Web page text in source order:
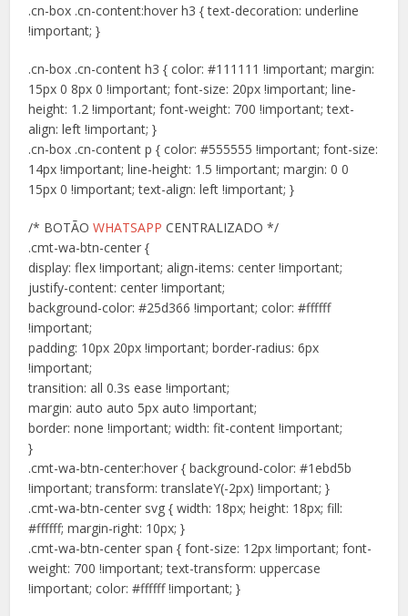
.cn-box .cn-content:hover h3 { text-decoration: underline
!important; }
.cn-box .cn-content h3 { color: #111111 !important; margin:
15px 0 8px 0 !important; font-size: 20px !important; line-
height: 1.2 !important; font-weight: 700 !important; text-
align: left !important; }
.cn-box .cn-content p { color: #555555 !important; font-size:
14px !important; line-height: 1.5 !important; margin: 0 0
15px 0 !important; text-align: left !important; }
/* BOTÃOWHATSAPP CENTRALIZADO */
.cmt-wa-btn-center {
display: flex !important; align-items: center !important;
justify-content: center !important;
background-color: #25d366 !important; color: #ffffff
!important;
padding: 10px 20px !important; border-radius: 6px
!important;
transition: all 0.3s ease !important;
margin: auto auto 5px auto !important;
border: none !important; width: fit-content !important;
}
.cmt-wa-btn-center:hover { background-color: #1ebd5b
!important; transform: translateY(-2px) !important; }
.cmt-wa-btn-center svg { width: 18px; height: 18px; fill:
#ffffff; margin-right: 10px; }
.cmt-wa-btn-center span { font-size: 12px !important; font-
weight: 700 !important; text-transform: uppercase
!important; color: #ffffff !important; }